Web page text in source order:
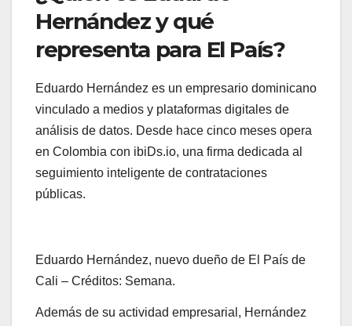
Hernández y qué
representa para El País?
Eduardo Hernández es un empresario dominicano
vinculado a medios y plataformas digitales de
análisis de datos. Desde hace cinco meses opera
en Colombia con ibiDs.io, una firma dedicada al
seguimiento inteligente de contrataciones
públicas.
Eduardo Hernández, nuevo dueño de El País de
Cali – Créditos: Semana.
Además de su actividad empresarial, Hernández